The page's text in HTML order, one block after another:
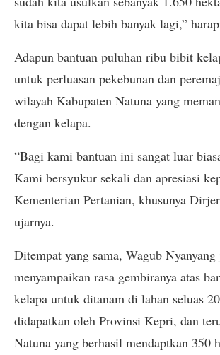
kita bisa dapat lebih banyak lagi,”
Adapun bantuan puluhan ribu bibit
untuk perluasan pekebunan dan
wilayah Kabupaten Natuna yang
dengan kelapa.
“Bagi kami bantuan ini sangat luar
Kami bersyukur sekali dan apresiasi
Kementerian Pertanian, khusunya
ujarnya.
Ditempat yang sama, Wagub Nyanyang
menyampaikan rasa gembiranya atas
kelapa untuk ditanam di lahan seluas
didapatkan oleh Provinsi Kepri, dan
Natuna yang berhasil mendaptkan 350